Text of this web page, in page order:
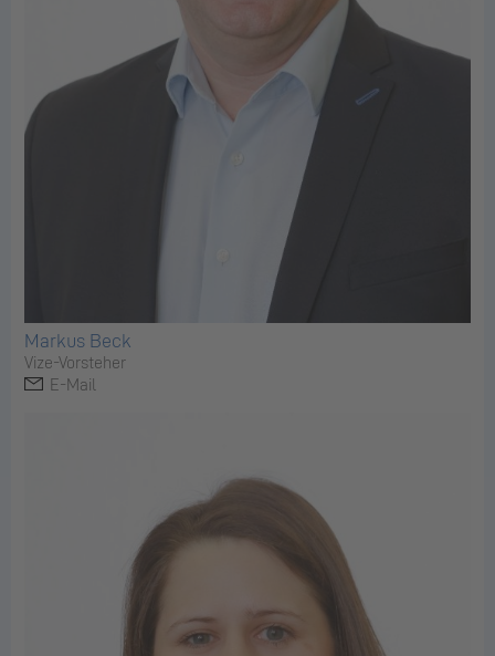
Markus Beck
Vize-Vorsteher
E-Mail